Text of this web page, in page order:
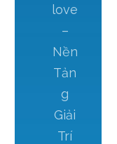
love
–
Nền
Tản
g
Giải
Trí